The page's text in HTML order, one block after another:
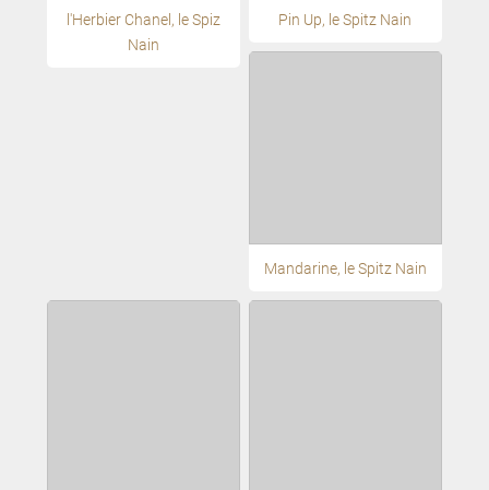
l'Herbier Chanel, le Spiz
Nain
Pin Up, le Spitz Nain
Mandarine, le Spitz Nain